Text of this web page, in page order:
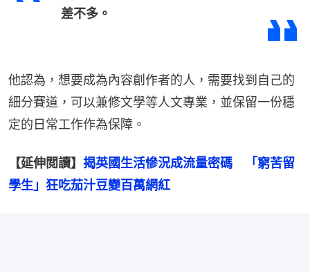
差不多。
他認為，想要成為內容創作者的人，需要找到自己的
細分賽道，可以兼修文學等人文專業，並保留一份穩
定的日常工作作為保障。
【延伸閲讀】 揭英國生活慘況成流量密碼　「窮苦留
學生」狂吃茄汁豆變百萬網紅